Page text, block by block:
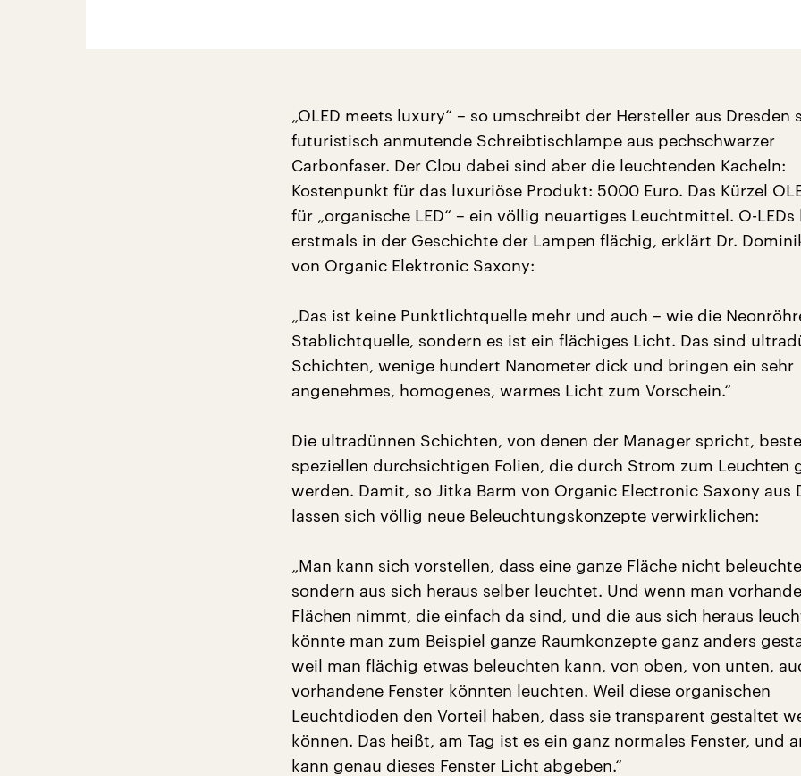
„OLED meets luxury“ – so umschreibt der Hersteller aus Dresden
futuristisch anmutende Schreibtischlampe aus pechschwarzer
Carbonfaser. Der Clou dabei sind aber die leuchtenden Kacheln:
Kostenpunkt für das luxuriöse Produkt: 5000 Euro. Das Kürzel
für „organische LED“ – ein völlig neuartiges Leuchtmittel. O-LEDs
erstmals in der Geschichte der Lampen flächig, erklärt Dr.
von Organic Elektronic Saxony:
„Das ist keine Punktlichtquelle mehr und auch – wie die
Stablichtquelle, sondern es ist ein flächiges Licht. Das sind
Schichten, wenige hundert Nanometer dick und bringen ein sehr
angenehmes, homogenes, warmes Licht zum Vorschein.“
Die ultradünnen Schichten, von denen der Manager spricht,
speziellen durchsichtigen Folien, die durch Strom zum Leuchten
werden. Damit, so Jitka Barm von Organic Electronic Saxony aus
lassen sich völlig neue Beleuchtungskonzepte verwirklichen:
„Man kann sich vorstellen, dass eine ganze Fläche nicht
sondern aus sich heraus selber leuchtet. Und wenn man
Flächen nimmt, die einfach da sind, und die aus sich heraus
könnte man zum Beispiel ganze Raumkonzepte ganz anders
weil man flächig etwas beleuchten kann, von oben, von unten,
vorhandene Fenster könnten leuchten. Weil diese organischen
Leuchtdioden den Vorteil haben, dass sie transparent gestaltet
können. Das heißt, am Tag ist es ein ganz normales Fenster, und
kann genau dieses Fenster Licht abgeben.“